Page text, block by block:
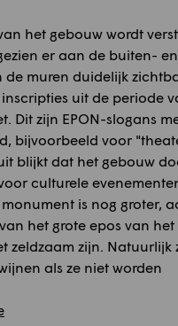
het gebouw wordt
er aan de buiten- en
de muren duidelijk
uit de periode
Dit zijn EPON-slogans
bijvoorbeeld voor
blijkt dat het gebouw
culturele
is nog groter,
het grote epos van het
zeldzaam zijn. Natuurlijk
als ze niet worden